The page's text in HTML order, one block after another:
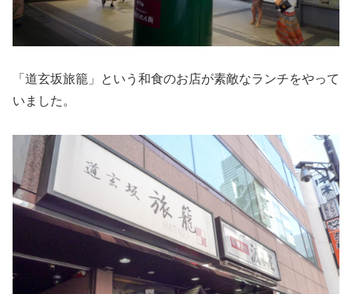
「道玄坂旅籠」という和食のお店が素敵なランチをやって
いました。